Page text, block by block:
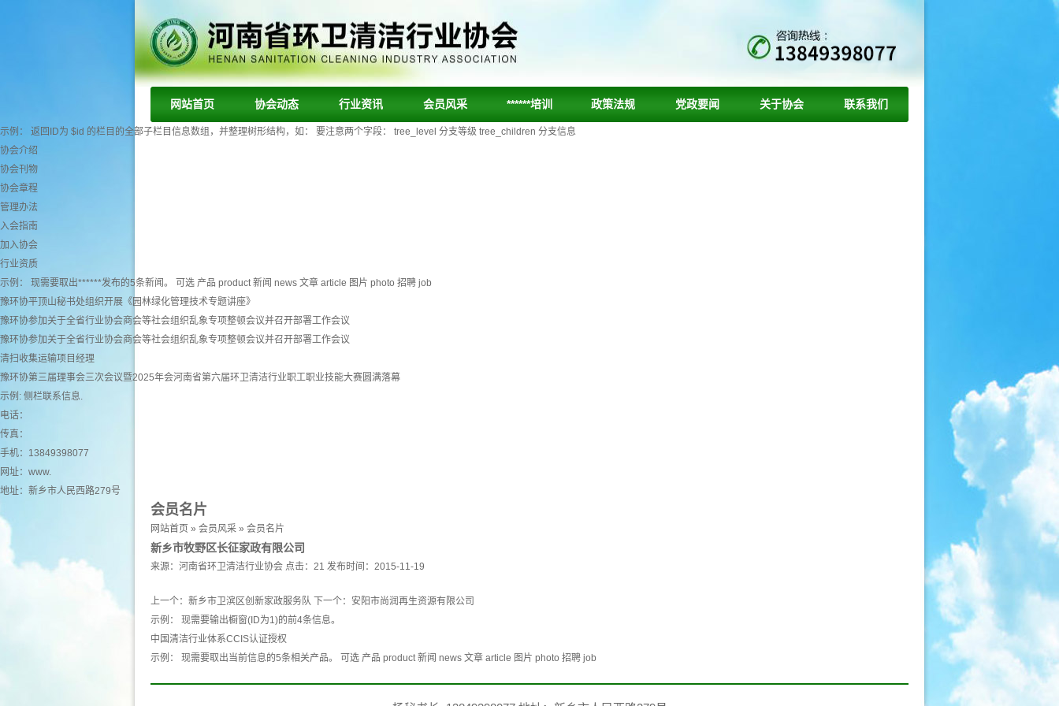
网站首页 协会动态 行业资讯 会员风采 ******培训 政策法规 党政要闻 关于协会 联系我们
示例： 返回ID为 $id 的栏目的全部子栏目信息数组，并整理树形结构，如： 要注意两个字段： tree_level 分支等级 tree_children 分支信息
协会介绍
协会刊物
协会章程
管理办法
入会指南
加入协会
行业资质
示例： 现需要取出******发布的5条新闻。 可选 产品 product 新闻 news 文章 article 图片 photo 招聘 job
豫环协平顶山秘书处组织开展《园林绿化管理技术专题讲座》
豫环协参加关于全省行业协会商会等社会组织乱象专项整顿会议并召开部署工作会议
豫环协参加关于全省行业协会商会等社会组织乱象专项整顿会议并召开部署工作会议
清扫收集运输项目经理
豫环协第三届理事会三次会议暨2025年会河南省第六届环卫清洁行业职工职业技能大赛圆满落幕
示例: 侧栏联系信息.
电话：
传真：
手机：13849398077
网址： www.
地址：新乡市人民西路279号
会员名片
网站首页 » 会员风采 » 会员名片
新乡市牧野区长征家政有限公司
来源： 河南省环卫清洁行业协会 点击：21 发布时间：2015-11-19
上一个： 新乡市卫滨区创新家政服务队 下一个： 安阳市尚润再生资源有限公司
示例： 现需要输出橱窗(ID为1)的前4条信息。
中国清洁行业体系CCIS认证授权
示例： 现需要取出当前信息的5条相关产品。 可选 产品 product 新闻 news 文章 article 图片 photo 招聘 job